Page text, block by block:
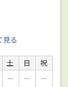
見る
土 日
祝
－ －
－